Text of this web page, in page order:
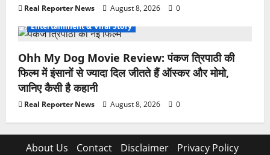
Real Reporter News August 8, 2026
0
Entertainment & Viral Story
Ohh My Dog Movie Review: पंकज त्रिपाठी की
फिल्म में इंसानों से ज्यादा दिल जीतते हैं ऑस्कर और मोमो,
जानिए कैसी है कहानी
Real Reporter News August 8, 2026 0
About Us Contact Disclaimer Privacy Policy